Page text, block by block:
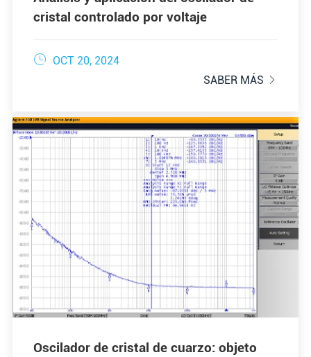
cristal controlado por voltaje
 OCT 20, 2024
SABER MÁS

Oscilador de cristal de cuarzo: objeto